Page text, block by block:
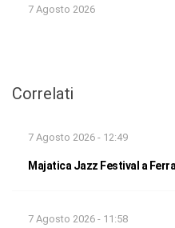
7 Agosto 2026
Correlati
7 Agosto 2026 - 12:49
Majatica Jazz Festival a
7 Agosto 2026 - 11:58